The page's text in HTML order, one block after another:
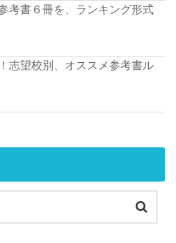
考書６冊を、ランキング形式
志望校別、オススメ参考書ル